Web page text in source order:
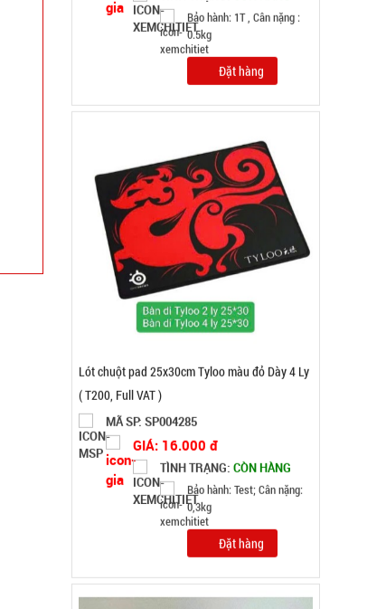
GIÁ: 16.000 đ
TÌNH TRẠNG:
Bảo hành: Test; Cân nặng:
Đặt hàng
Quạt cầm tay tốc độ cao Quạt Turbo Quạt Mini
N68 ( T100 )
MÃ SP: 004995
GIÁ: 52.000 đ
TÌNH TRẠNG:
Bảo hành: Test , Cân nặng :
Đặt hàng